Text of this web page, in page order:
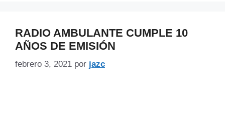
RADIO AMBULANTE CUMPLE 10
AÑOS DE EMISIÓN
febrero 3, 2021 por jazc